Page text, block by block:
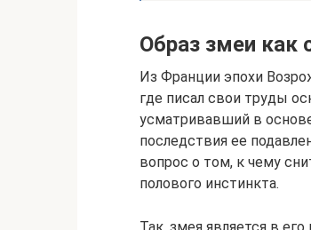
Образ змеи как
Из Франции эпохи
где писал свои труды
усматривавший в
последствия ее
вопрос о том, к чему
полового инстинкта.